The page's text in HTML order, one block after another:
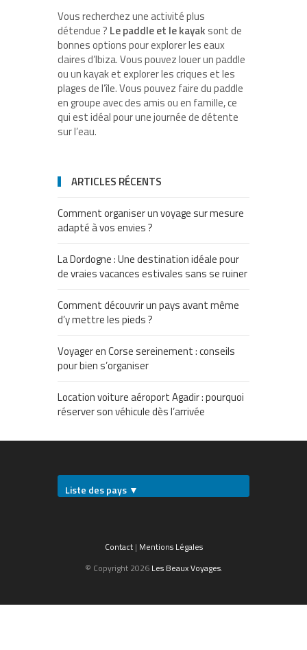
Vous recherchez une activité plus
détendue ? Le paddle et le kayak sont de
bonnes options pour explorer les eaux
claires d’Ibiza. Vous pouvez louer un paddle
ou un kayak et explorer les criques et les
plages de l’île. Vous pouvez faire du paddle
en groupe avec des amis ou en famille, ce
qui est idéal pour une journée de détente
sur l’eau.
ARTICLES RÉCENTS
Comment organiser un voyage sur mesure
adapté à vos envies ?
La Dordogne : Une destination idéale pour
de vraies vacances estivales sans se ruiner
Comment découvrir un pays avant même
d’y mettre les pieds ?
Voyager en Corse sereinement : conseils
pour bien s’organiser
Location voiture aéroport Agadir : pourquoi
réserver son véhicule dès l’arrivée
Liste des pays ▼
Contact| Mentions Légales
© Copyright 2026 Les Beaux Voyages.